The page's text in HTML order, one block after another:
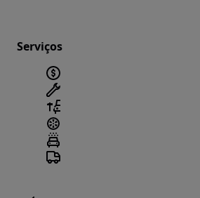
Serviços